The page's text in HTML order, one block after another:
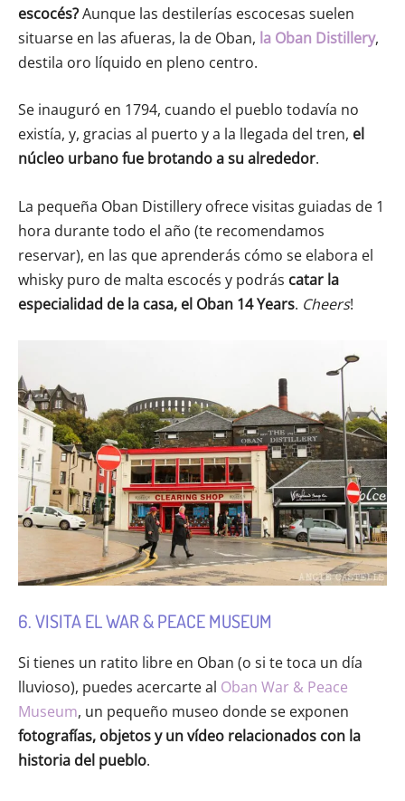
escocés?Aunque las destilerías escocesas suelen
situarse en las afueras, la de Oban, la Oban Distillery,
destila oro líquido en pleno centro.
Se inauguró en 1794, cuando el pueblo todavía no
existía, y, gracias al puerto y a la llegada del tren, el
núcleo urbano fue brotando a su alrededor.
La pequeña Oban Distillery ofrece visitas guiadas de 1
hora durante todo el año (te recomendamos
reservar), en las que aprenderás cómo se elabora el
whisky puro de malta escocés y podrás catar la
especialidad de la casa, el Oban 14 Years. Cheers!
6. VISITA EL WAR & PEACE MUSEUM
Si tienes un ratito libre en Oban (o si te toca un día
lluvioso), puedes acercarte al Oban War & Peace
Museum, un pequeño museo donde se exponen
fotografías, objetos y un vídeo relacionados con la
historia del pueblo.